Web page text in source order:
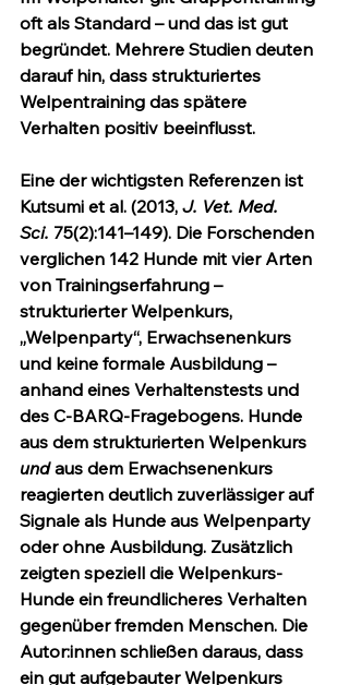
oft als Standard – und das ist gut
begründet. Mehrere Studien deuten
darauf hin, dass strukturiertes
Welpentraining das spätere
Verhalten positiv beeinflusst.
Eine der wichtigsten Referenzen ist
Kutsumi et al. (2013, J. Vet. Med.
Sci. 75(2):141–149). Die Forschenden
verglichen 142 Hunde mit vier Arten
von Trainingserfahrung –
strukturierter Welpenkurs,
„Welpenparty“, Erwachsenenkurs
und keine formale Ausbildung –
anhand eines Verhaltenstests und
des C-BARQ-Fragebogens. Hunde
aus dem strukturierten Welpenkurs
und aus dem Erwachsenenkurs
reagierten deutlich zuverlässiger auf
Signale als Hunde aus Welpenparty
oder ohne Ausbildung. Zusätzlich
zeigten speziell die Welpenkurs-
Hunde ein freundlicheres Verhalten
gegenüber fremden Menschen. Die
Autor:innen schließen daraus, dass
ein gut aufgebauter Welpenkurs